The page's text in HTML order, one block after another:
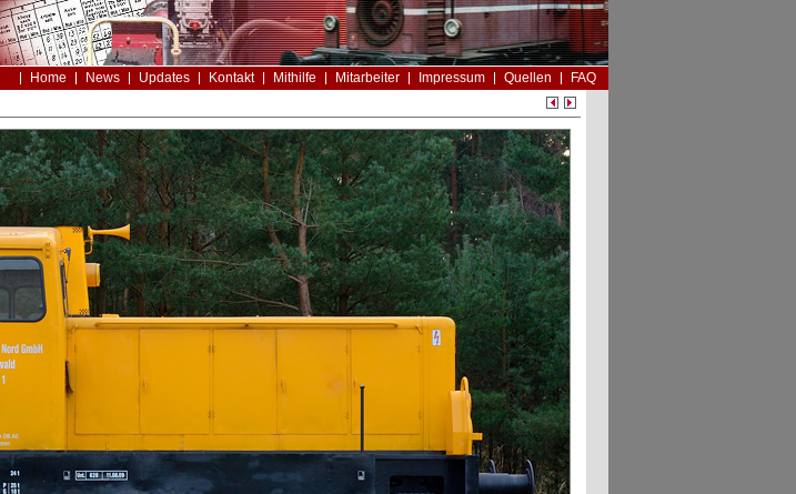
Home News Updates Kontakt Mithilfe Mitarbeiter Impressum Quellen
FAQ